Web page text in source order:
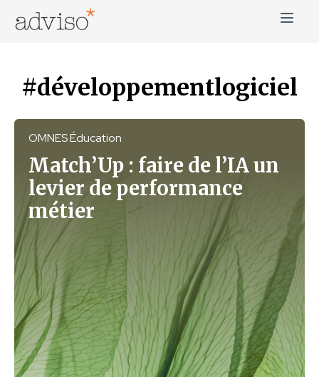
#développementlogiciel
OMNES Éducation
Match’Up : faire de l’IA un
levier de performance
métier